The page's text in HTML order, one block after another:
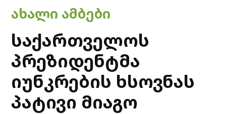
POSTED
IN
ᲐᲮᲐᲚᲘ ᲐᲛᲑᲔᲑᲘ
საქართველოს
პრეზიდენტმა
იუნკრების ხსოვნას
პატივი მიაგო